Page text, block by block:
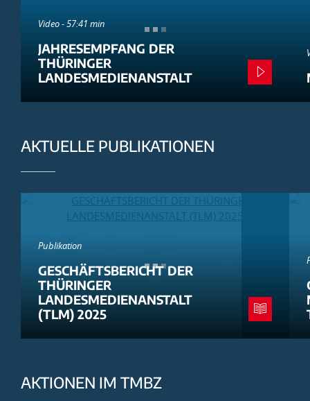
Video - 57:41 min
JAHRESEMPFANG DER
THÜRINGER
LANDESMEDIENANSTALT
AKTUELLE PUBLIKATIONEN
Publikation
GESCHÄFTSBERICHT DER
THÜRINGER
LANDESMEDIENANSTALT
(TLM) 2025
AKTIONEN IM TMBZ